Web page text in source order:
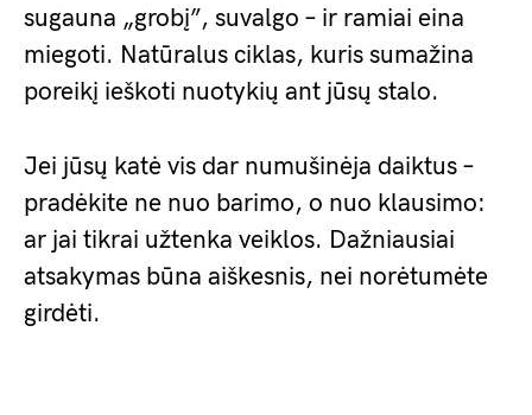
sugauna „grobį”, suvalgo – ir ramiai eina
miegoti. Natūralus ciklas, kuris sumažina
poreikį ieškoti nuotykių ant jūsų stalo.
Jei jūsų katė vis dar numušinėja daiktus –
pradėkite ne nuo barimo, o nuo klausimo:
ar jai tikrai užtenka veiklos. Dažniausiai
atsakymas būna aiškesnis, nei norėtumėte
girdėti.